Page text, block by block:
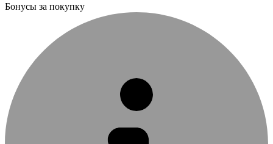
Бонусы за покупку